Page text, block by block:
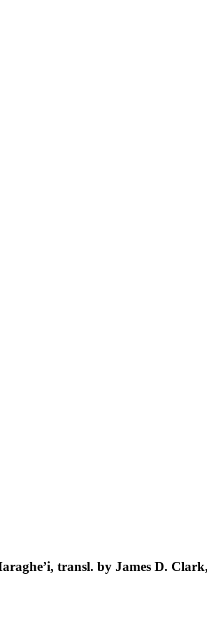
transl. by James D.